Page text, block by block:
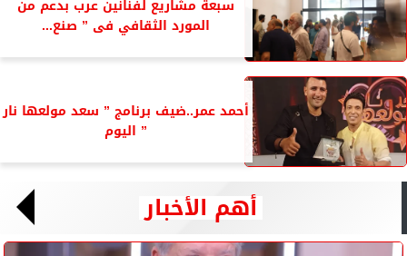
سبعة مشاريع لفنانين عرب بدعم من
المورد الثقافي فى ” صنع...
أحمد عمر..ضيف برنامج ” سعد مولعها نار
” اليوم
أهم الأخبار